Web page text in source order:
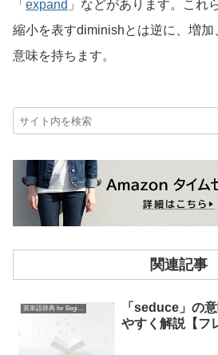
「 expand 」などがあります。これ
縮小を表すdiminishとは逆に、増加
意味を持ちます。
関連記事
英単語辞典 for Beginners
「seduce」の
やすく解説【フ